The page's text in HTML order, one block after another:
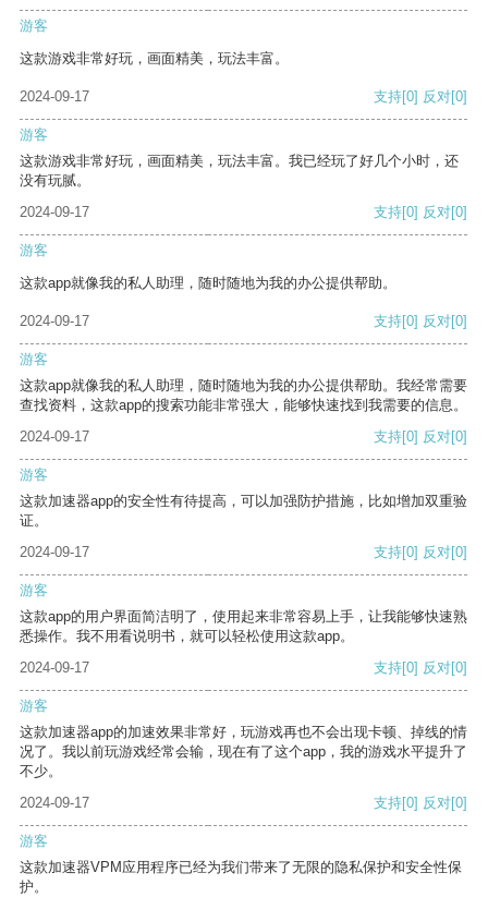
游客
这款游戏非常好玩，画面精美，玩法丰富。
2024-09-17 支持[0] 反对[0]
游客
这款游戏非常好玩，画面精美，玩法丰富。我已经玩了好几个小时，还
没有玩腻。
2024-09-17
支持[0] 反对[0]
游客
这款app就像我的私人助理，随时随地为我的办公提供帮助。
2024-09-17 支持[0] 反对[0]
游客
这款app就像我的私人助理，随时随地为我的办公提供帮助。我经常需要
查找资料，这款app的搜索功能非常强大，能够快速找到我需要的信息。
2024-09-17
支持[0] 反对[0]
游客
这款加速器app的安全性有待提高，可以加强防护措施，比如增加双重验
证。
2024-09-17
支持[0] 反对[0]
游客
这款app的用户界面简洁明了，使用起来非常容易上手，让我能够快速熟
悉操作。我不用看说明书，就可以轻松使用这款app。
2024-09-17
支持[0] 反对[0]
游客
这款加速器app的加速效果非常好，玩游戏再也不会出现卡顿、掉线的情
况了。我以前玩游戏经常会输，现在有了这个app，我的游戏水平提升了
不少。
2024-09-17
支持[0] 反对[0]
游客
这款加速器VPM应用程序已经为我们带来了无限的隐私保护和安全性保
护。